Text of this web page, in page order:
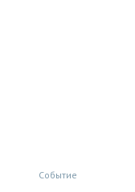
Событие